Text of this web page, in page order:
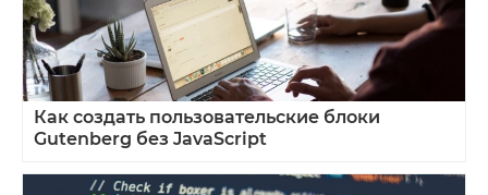
Как создать пользовательские блоки
Gutenberg без JavaScript